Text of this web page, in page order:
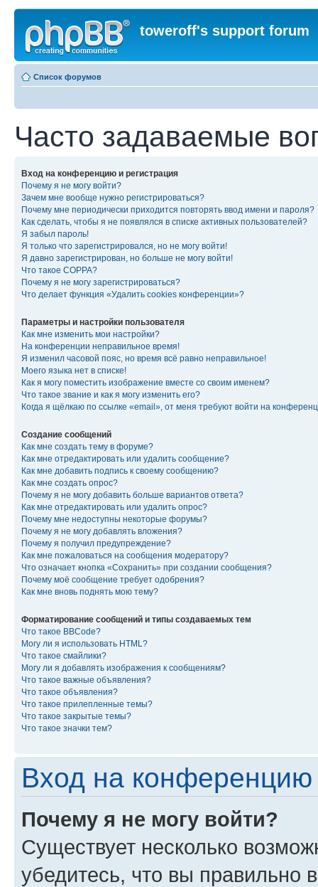
toweroff's support forum
Список форумов
Часто задаваемые
Вход на конференцию и регистрация
Почему я не могу войти?
Зачем мне вообще нужно регистрироваться?
Почему мне периодически приходится повторять ввод имени и пароля?
Как сделать, чтобы я не появлялся в списке активных пользователей?
Я забыл пароль!
Я только что зарегистрировался, но не могу войти!
Я давно зарегистрирован, но больше не могу войти!
Что такое COPPA?
Почему я не могу зарегистрироваться?
Что делает функция «Удалить cookies конференции»?
Параметры и настройки пользователя
Как мне изменить мои настройки?
На конференции неправильное время!
Я изменил часовой пояс, но время всё равно неправильное!
Моего языка нет в списке!
Как я могу поместить изображение вместе со своим именем?
Что такое звание и как я могу изменить его?
Когда я щёлкаю по ссылке «email», от меня требуют войти на
Создание сообщений
Как мне создать тему в форуме?
Как мне отредактировать или удалить сообщение?
Как мне добавить подпись к своему сообщению?
Как мне создать опрос?
Почему я не могу добавить больше вариантов ответа?
Как мне отредактировать или удалить опрос?
Почему мне недоступны некоторые форумы?
Почему я не могу добавлять вложения?
Почему я получил предупреждение?
Как мне пожаловаться на сообщения модератору?
Что означает кнопка «Сохранить» при создании сообщения?
Почему моё сообщение требует одобрения?
Как мне вновь поднять мою тему?
Форматирование сообщений и типы создаваемых тем
Что такое BBCode?
Могу ли я использовать HTML?
Что такое смайлики?
Могу ли я добавлять изображения к сообщениям?
Что такое важные объявления?
Что такое объявления?
Что такое прилепленные темы?
Что такое закрытые темы?
Что такое значки тем?
Вход на конференцию
Почему я не могу войти?
Существует несколько
убедитесь, что вы правильно